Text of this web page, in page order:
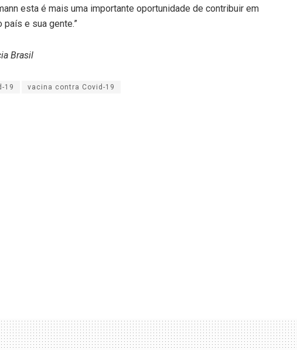
esta é mais uma importante oportunidade de contribuir em
e sua gente.”
Brasil
19 vacina contra Covid-19